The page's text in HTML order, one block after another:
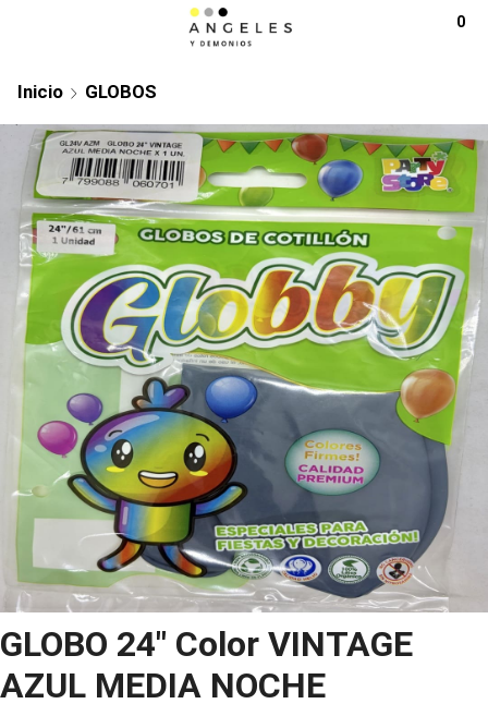
0
Inicio GLOBOS
GLOBO 24″ Color VINTAGE
AZUL MEDIA NOCHE